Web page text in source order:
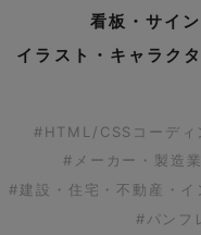
看板・サイン
イラスト・キャラク
#HTML/CSSコーディ
#メーカー・製造
#建設・住宅・不動産・イ
#パンフ